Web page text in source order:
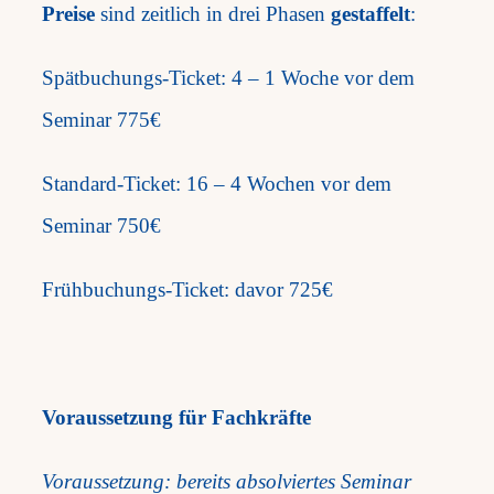
Preise sind zeitlich in drei Phasen gestaffelt:
Spätbuchungs-Ticket: 4 – 1 Woche vordem
Seminar 775€
Standard-Ticket: 16 – 4 Wochen vordem
Seminar 750€
Frühbuchungs-Ticket: davor 725€
Voraussetzung für Fachkräfte
Voraussetzung: bereits absolviertes Seminar